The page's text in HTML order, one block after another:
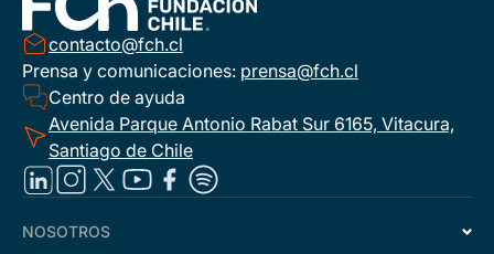
contacto@fch.cl
Prensa y comunicaciones: prensa@fch.cl
Centro de ayuda
Avenida Parque Antonio Rabat Sur 6165, Vitacura,
Santiago de Chile
NOSOTROS